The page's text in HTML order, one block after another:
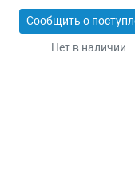
Нет в наличии